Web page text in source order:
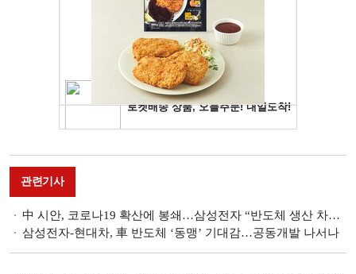
관련기사
中 시안, 코로나19 확산에 봉쇄…삼성전자 “반도체 생산 차질 없어”
삼성전자-현대차, 車 반도체 ‘동맹’ 기대감…공동개발 나서나